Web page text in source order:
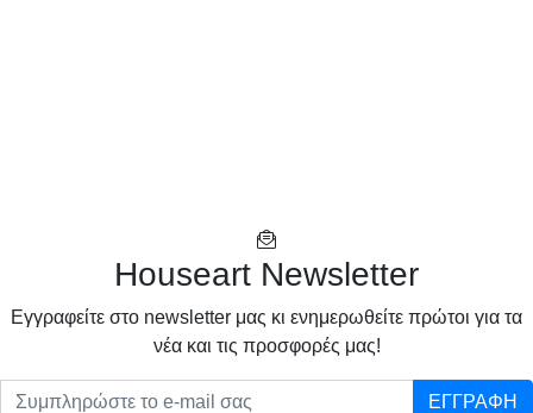
Houseart Newsletter
Eγγραφείτε στο newsletter μας κι ενημερωθείτε πρώτοι για τα
νέα και τις προσφορές μας!
ΕΓΓΡΑΦΗ